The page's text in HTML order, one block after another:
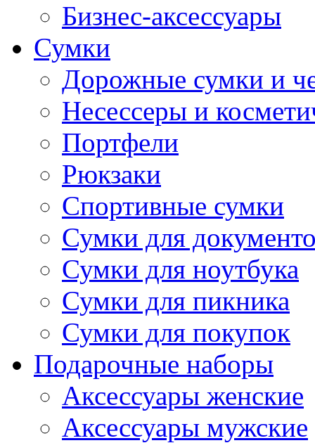
Бизнес-аксессуары
Сумки
Дорожные сумки и
Несессеры и
Портфели
Рюкзаки
Спортивные сумки
Сумки для
Сумки для ноутбука
Сумки для пикника
Сумки для покупок
Подарочные наборы
Аксессуары женские
Аксессуары мужские